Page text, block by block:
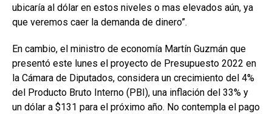
ubicaría al dólar en estos niveles o mas elevados aún, ya
que veremos caer la demanda de dinero”.
En cambio, el ministro de economía Martín Guzmán que
presentó este lunes el proyecto de Presupuesto 2022 en
la Cámara de Diputados, considera un crecimiento del 4%
del Producto Bruto Interno (PBI), una inflación del 33% y
un dólar a $131 para el próximo año. No contempla el pago